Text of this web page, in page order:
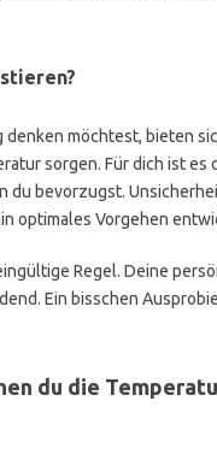
möchtest, bieten
sorgen. Für dich ist es
bevorzugst.
optimales Vorgehen
Regel. Deine
Ein bisschen
du die